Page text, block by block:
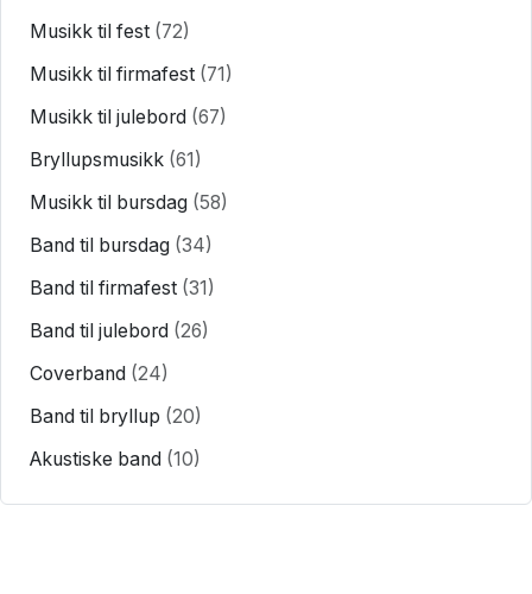
Musikk til fest (72)
Musikk til firmafest (71)
Musikk til julebord (67)
Bryllupsmusikk (61)
Musikk til bursdag (58)
Band til bursdag (34)
Band til firmafest (31)
Band til julebord (26)
Coverband (24)
Band til bryllup (20)
Akustiske band (10)